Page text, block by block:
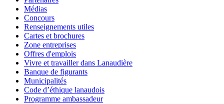
Médias
Concours
Renseignements utiles
Cartes et brochures
Zone entreprises
Offres d'emplois
Vivre et travailler dans Lanaudière
Banque de figurants
Municipalités
Code d’éthique lanaudois
Programme ambassadeur